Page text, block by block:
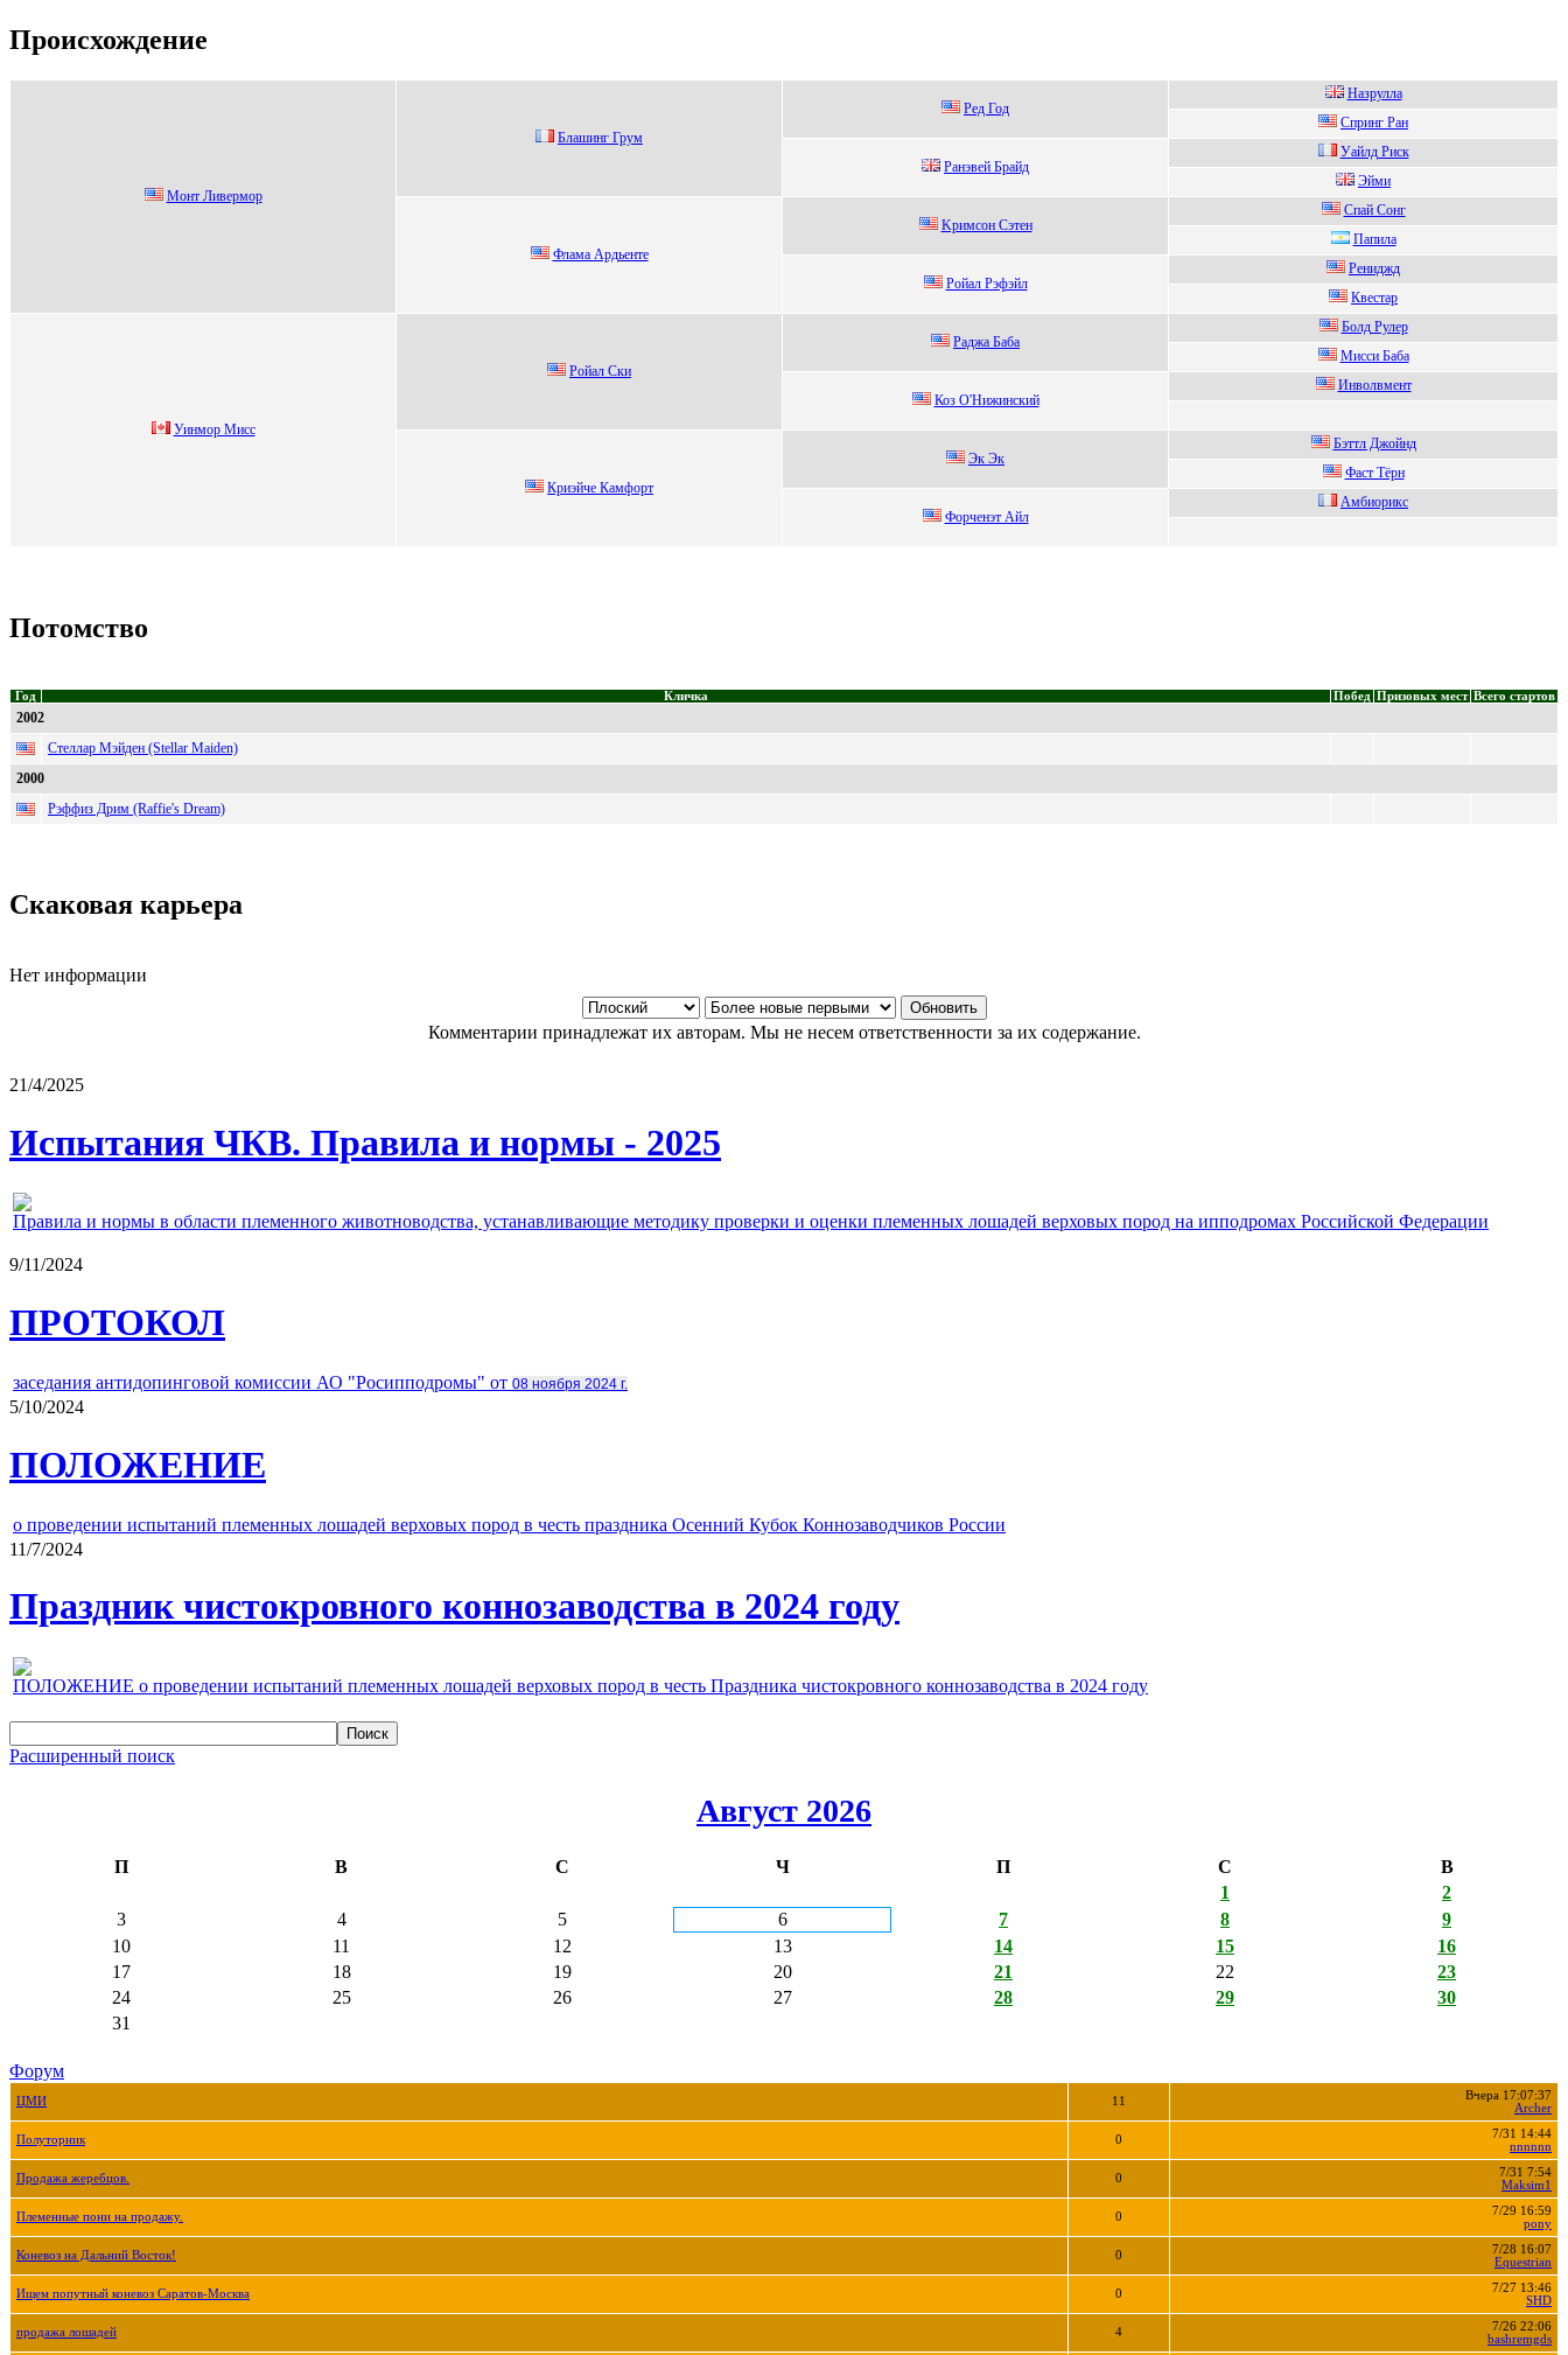
Происхождение
Мoнт Ливермoр
Блашинг Грум
Рeд Год
Haзpуллa
Спpинг Ран
Paнэвей Бpaйд
Уaйлд Риск
Эйми
Флама Apдьeнтe
Kримсон Cэтен
Спaй Сoнг
Папила
Poйaл Pэфэйл
Pениджд
Квестap
Уинмор Mиcc
Poйaл Cки
Рaджa Бaбa
Бoлд Рулеp
Mиccи Баба
Коз O'Hижинcкий
Инвoлвмент
Криэйчe Камфорт
Эк Эк
Бэттл Джoйнд
Фaст Тёpн
Форченэт Айл
Амбиоpикс
Потомство
Год Кличка Побед Призовых мест Всего стартов
2002
Стеллар Мэйден (Stellar Maiden)
2000
Рэффиз Дрим (Raffie's Dream)
Скаковая карьера
Нет информации
Комментарии принадлежат их авторам. Мы не несем ответственности за их содержание.
21/4/2025
Испытания ЧКВ. Правила и нормы - 2025
Правила и нормы в области племенного животноводства, устанавливающие методику проверки и оценки племенных лошадей верховых пород на ипподромах Российской Федерации
9/11/2024
ПРОТОКОЛ
заседания антидопинговой комиссии АО "Росипподромы" от 08 ноября 2024 г.
5/10/2024
ПОЛОЖЕНИЕ
о проведении испытаний племенных лошадей верховых пород в честь праздника Осенний Кубок Коннозаводчиков России
11/7/2024
Праздник чистокровного коннозаводства в 2024 году
ПОЛОЖЕНИЕ о проведении испытаний племенных лошадей верховых пород в честь Праздника чистокровного коннозаводства в 2024 году
Расширенный поиск
Август 2026
П В С Ч П С
В
1
2
3
4 5 6 7 8
9
10
11 12 13 14 15
16
17
18 19 20 21 22
23
24
25 26 27 28 29
30
31
Форум
ЦМИ 11
Вчера 17:07:37
Archer
Полуторник 0
7/31 14:44
nnnnnn
Продажа жеребцов. 0
7/31 7:54
Maksim1
Племенные пони на продажу. 0
7/29 16:59
pony
Коневоз на Дальний Восток! 0
7/28 16:07
Equestrian
Ищем попутный коневоз Саратов-Москва 0
7/27 13:46
SHD
продажа лошадей 4
7/26 22:06
bashremgds